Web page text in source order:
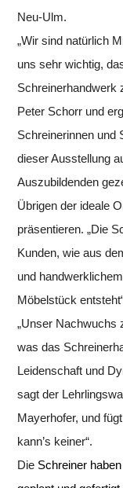
Neu-Ulm.
„Wir sind natürlich
uns sehr wichtig,
Schreinerhandwerk
Peter Schorr und
Schreinerinnen und
dieser Ausstellung
Auszubildenden
Übrigen der ideale
präsentieren. „Die
Kunden, wie aus
und
Möbelstück
„Unser Nachwuchs
was das
Leidenschaft und
sagt der
Mayerhofer, und
kann’s keiner“.
Die Schreiner